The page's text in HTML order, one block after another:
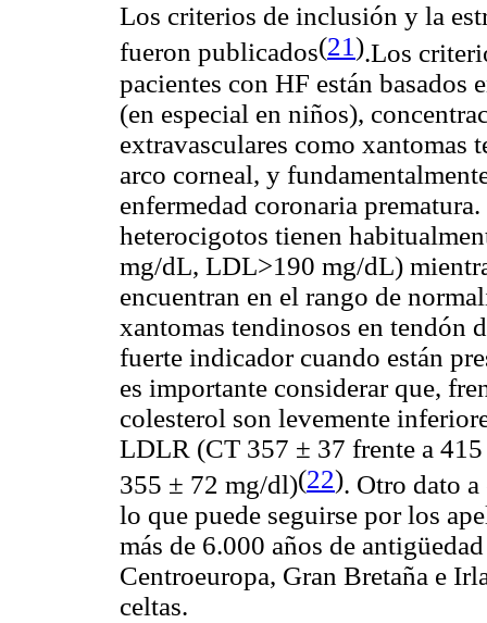
Los criterios de inclusión y la
fueron publicados(21).Los
pacientes con HF están
(en especial en niños),
extravasculares como xantomas
arco corneal, y
enfermedad coronaria
heterocigotos tienen
mg/dL, LDL>190 mg/dL)
encuentran en el rango de
xantomas tendinosos en tendón
fuerte indicador cuando están
es importante considerar que,
colesterol son levemente
LDLR (CT 357 ± 37 frente a
355 ± 72 mg/dl)(22). Otro dato
lo que puede seguirse por los
más de 6.000 años de
Centroeuropa, Gran Bretaña e
celtas.